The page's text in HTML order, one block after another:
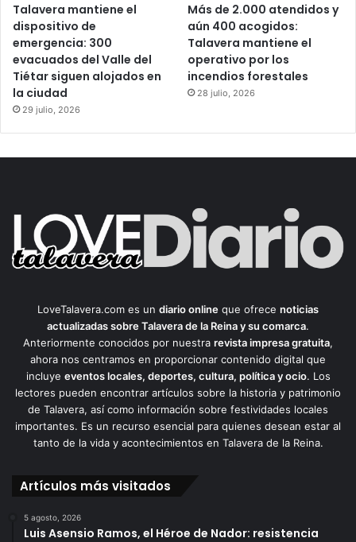
Talavera mantiene el
dispositivo de
emergencia: 300
evacuados del Valle del
Tiétar siguen alojados en
la ciudad
29 julio, 2026
Más de 2.000 atendidos y
aún 400 acogidos:
Talavera mantiene el
operativo por los
incendios forestales
28 julio, 2026
LoveTalavera.com es un diario online que ofrece noticias
actualizadas sobre Talavera de la Reina y su comarca.
Anteriormente conocidos por nuestra revista impresa gratuita,
ahora nos centramos en proporcionar contenido digital que
incluye eventos locales, deportes, cultura, política y ocio. Los
lectores pueden encontrar artículos sobre la historia y patrimonio
de Talavera, así como información sobre festividades locales
importantes. Es un recurso esencial para quienes desean estar al
tanto de la vida y acontecimientos en Talavera de la Reina.
Artículos más visitados
5 agosto, 2026
Luis Asensio Ramos, el Héroe de Nador: resistencia